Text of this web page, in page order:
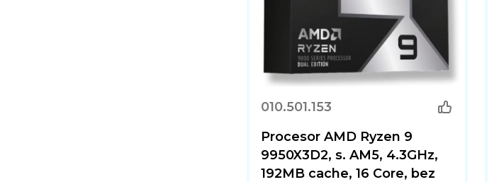
010.501.153
Procesor AMD Ryzen 9
9950X3D2, s. AM5, 4.3GHz,
192MB cache, 16 Core, bez